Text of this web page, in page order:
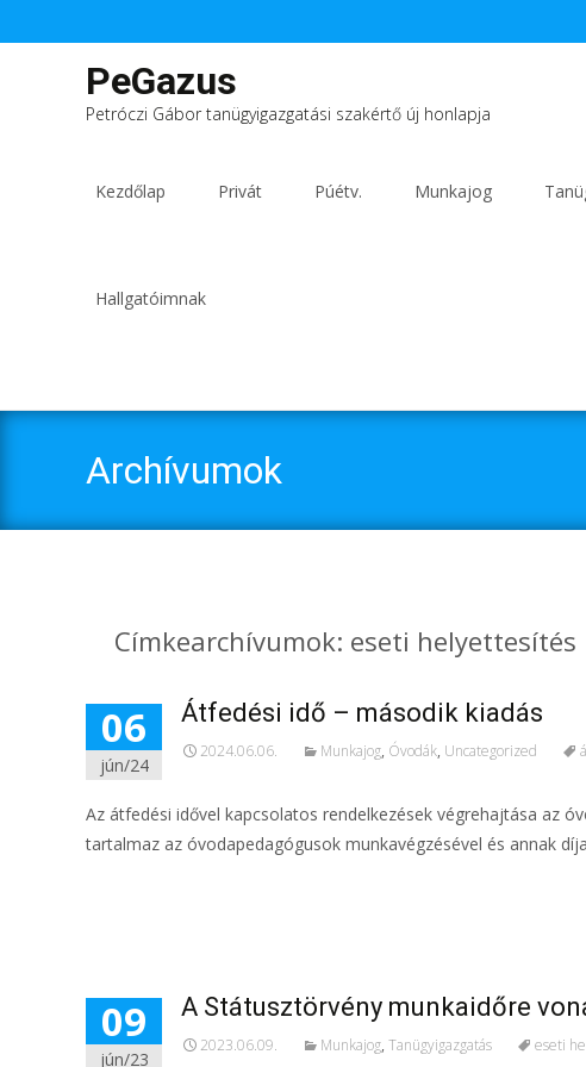
PeGazus
Petróczi Gábor tanügyigazgatási szakértő új honlapja
Kezdőlap Privát Púétv. Munkajog
Hallgatóimnak
Archívumok
Címkearchívumok: eseti helyettesítés
06
jún/24
Átfedési idő – második kiadás
2024.06.06. Munkajog, Óvodák, Uncategorized
Az átfedési idővel kapcsolatos rendelkezések végrehajtása az
tartalmaz az óvodapedagógusok munkavégzésével és annak
09
jún/23
A Státusztörvény munkaidőre
2023.06.09. Munkajog, Tanügyigazgatás eseti